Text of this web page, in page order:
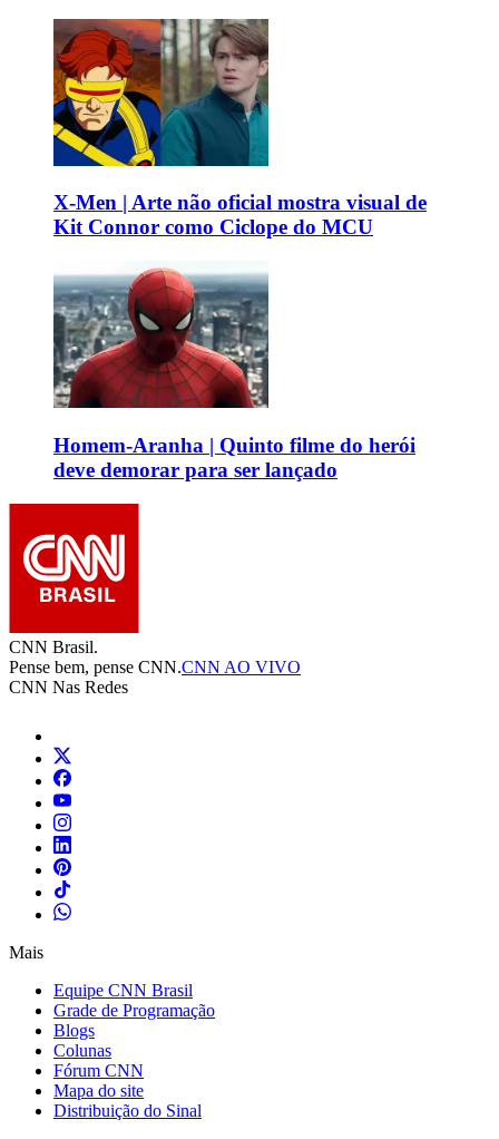
X-Men | Arte não oficial mostra visual de
Kit Connor como Ciclope do MCU
Homem-Aranha | Quinto filme do herói
deve demorar para ser lançado
CNN Brasil.
Pense bem, pense CNN.CNN AO VIVO
CNN Nas Redes
Mais
Equipe CNN Brasil
Grade de Programação
Blogs
Colunas
Fórum CNN
Mapa do site
Distribuição do Sinal